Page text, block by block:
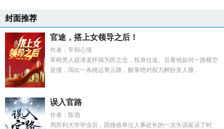
封面推荐
官途，搭上女领导之后！
作者：平和心境
草根男人赵潜龙怀揣为民之念，投身仕途。且看他如何一路横空
直撞，闯出一条桃运青云路，醒掌绝对权力醉卧美人膝...
误入官路
作者：陈酒
周胜利大学毕业后，因接收单位人事处长的一次失误延误了时